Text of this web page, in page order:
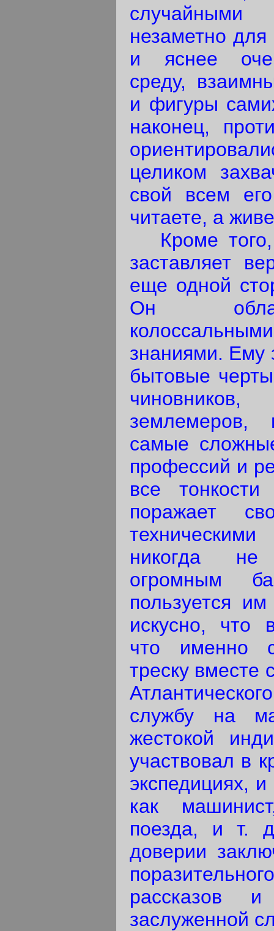
незаметно
и яснее
среду,
и фигуры
наконец,
целиком
свой всем
читаете, а
Кроме того,
заставляет
еще одной
Он
знаниями. Ему
бытовые
чиновников,
землемеров,
самые
профессий и
все
поражает
никогда
огромным
пользуется
искусно, что
что именно
треску вместе
службу на
жестокой
участвовал в
экспедициях,
как
поезда, и т.
доверии
рассказов
заслуженной